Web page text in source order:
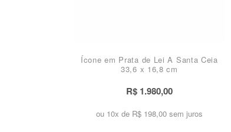
Ícone em Prata de Lei A Santa Ceia
33,6 x 16,8 cm
R$ 1.980,00
ou 10x de R$ 198,00 sem juros